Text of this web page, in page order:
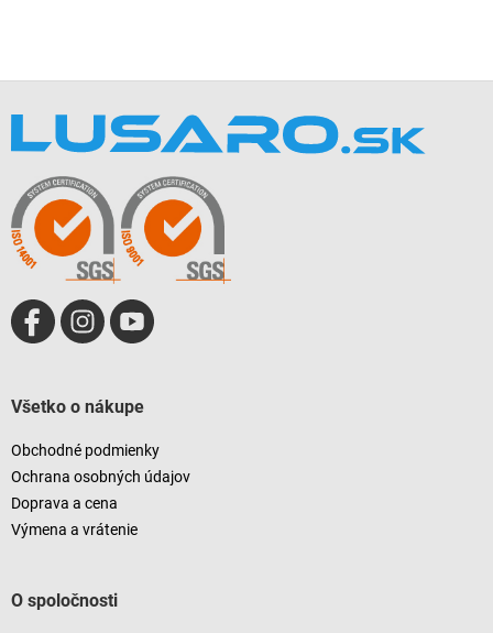
Všetko o nákupe
Obchodné podmienky
Ochrana osobných údajov
Doprava a cena
Výmena a vrátenie
O spoločnosti